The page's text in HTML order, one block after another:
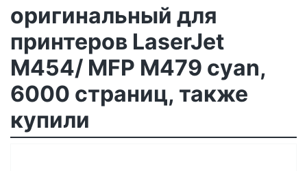
оригинальный для
принтеров LaserJet
M454/ MFP M479 cyan,
6000 страниц, также
купили